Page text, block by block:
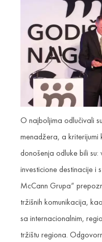
O najboljima odlučivali
menadžera, a kriterijumi
donošenja odluke bili
investicione destinacije i
McCann Grupa“
tržišnih komunikacija,
sa internacionalnim,
tržištu regiona.